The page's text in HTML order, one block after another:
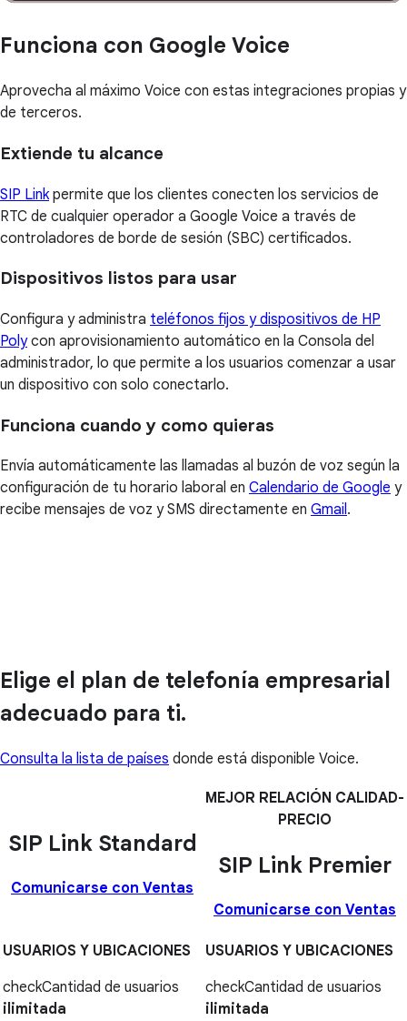
Funciona con Google Voice
Aprovecha al máximo Voice con estas integraciones propias y
de terceros.
Extiende tu alcance
SIP Linkpermite que los clientes conecten los servicios de
RTC de cualquier operador a Google Voice a través de
controladores de borde de sesión (SBC) certificados.
Dispositivos listos para usar
Configura y administra teléfonos fijos y dispositivos de HP
Polycon aprovisionamiento automático en la Consola del
administrador, lo que permite a los usuarios comenzar a usar
un dispositivo con solo conectarlo.
Funciona cuando y como quieras
Envía automáticamente las llamadas al buzón de voz según la
configuración de tu horario laboral en Calendario de Google y
recibe mensajes de voz y SMS directamente en Gmail.
Elige el plan de telefonía empresarial
adecuado para ti.
Consulta la lista de países donde está disponible Voice.
SIP Link Standard
Comunicarse con Ventas
MEJOR RELACIÓN CALIDAD-
PRECIO
SIP Link Premier
Comunicarse con Ventas
USUARIOS Y UBICACIONES
checkCantidad de usuarios
ilimitada
USUARIOS Y UBICACIONES
checkCantidad de usuarios
ilimitada